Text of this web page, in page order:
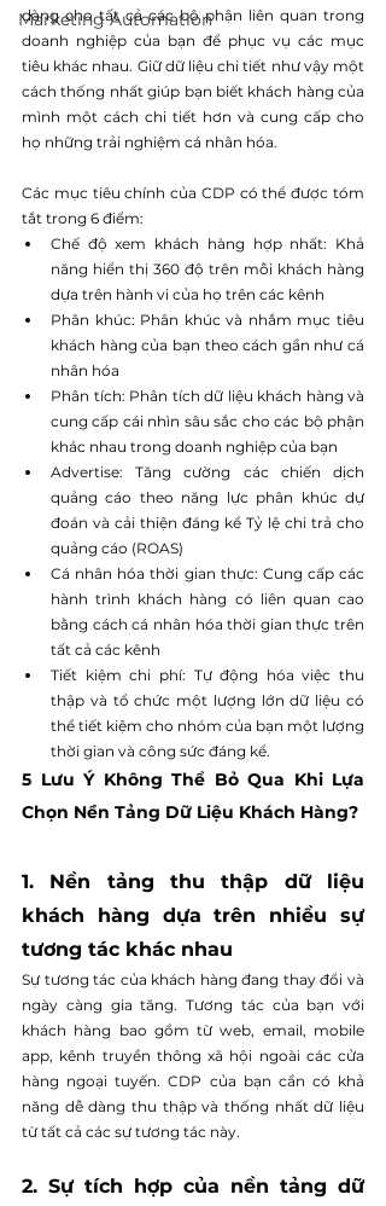
Marketing Automation
dàng cho tất cả các bộ phận liên quan trong
doanh nghiệp của bạn để phục vụ các mục
tiêu khác nhau. Giữ dữ liệu chi tiết như vậy một
cách thống nhất giúp bạn biết khách hàng của
mình một cách chi tiết hơn và cung cấp cho
họ những trải nghiệm cá nhân hóa.
Các mục tiêu chính của CDP có thể được tóm
tắt trong 6 điểm:
Chế độ xem khách hàng hợp nhất: Khả
năng hiển thị 360 độ trên mỗi khách hàng
dựa trên hành vi của họ trên các kênh
Phân khúc: Phân khúc và nhắm mục tiêu
khách hàng của bạn theo cách gần như cá
nhân hóa
Phân tích: Phân tích dữ liệu khách hàng và
cung cấp cái nhìn sâu sắc cho các bộ phận
khác nhau trong doanh nghiệp của bạn
Advertise: Tăng cường các chiến dịch
quảng cáo theo năng lực phân khúc dự
đoán và cải thiện đáng kể Tỷ lệ chi trả cho
quảng cáo (ROAS)
Cá nhân hóa thời gian thực: Cung cấp các
hành trình khách hàng có liên quan cao
bằng cách cá nhân hóa thời gian thực trên
tất cả các kênh
Tiết kiệm chi phí: Tự động hóa việc thu
thập và tổ chức một lượng lớn dữ liệu có
thể tiết kiệm cho nhóm của bạn một lượng
thời gian và công sức đáng kể.
5 Lưu Ý Không Thể Bỏ Qua Khi Lựa
Chọn Nền Tảng Dữ Liệu Khách Hàng?
1. Nền tảng thu thập dữ liệu
khách hàng dựa trên nhiều sự
tương tác khác nhau
Sự tương tác của khách hàng đang thay đổi và
ngày càng gia tăng. Tương tác của bạn với
khách hàng bao gồm từ web, email, mobile
app, kênh truyền thông xã hội ngoài các cửa
hàng ngoại tuyến. CDP của bạn cần có khả
năng dễ dàng thu thập và thống nhất dữ liệu
từ tất cả các sự tương tác này.
2. Sự tích hợp của nền tảng dữ